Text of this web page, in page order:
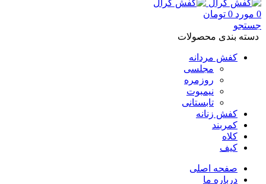
0 مورد 0 تومان
جستجو
دسته بندی محصولات
کفش مردانه
مجلسی
روزمره
نیمبوت
تابستانی
کفش زنانه
کمربند
کلاه
کیف
صفحه اصلی
درباره ما